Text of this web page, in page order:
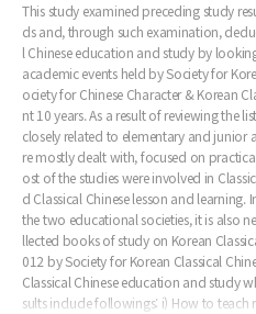
This study examined preceding study
ds and, through such examination,
l Chinese education and study by
academic events held by Society for
ociety for Chinese Character & Korean
nt 10 years. As a result of reviewing the
closely related to elementary and
re mostly dealt with, focused on
ost of the studies were involved in
d Classical Chinese lesson and
the two educational societies, it is also
llected books of study on Korean
012 by Society for Korean Classical
Classical Chinese education and study
sults include followings: i) How to teach